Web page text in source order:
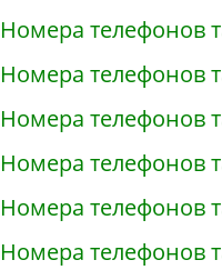
Номера телефонов
Номера телефонов
Номера телефонов
Номера телефонов
Номера телефонов
Номера телефонов